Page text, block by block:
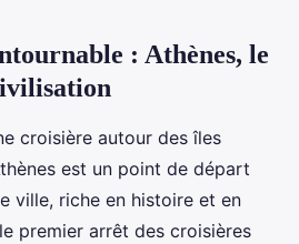
: Athènes, le
croisière autour des îles
est un point de départ
ville, riche en histoire et en
premier arrêt des croisières